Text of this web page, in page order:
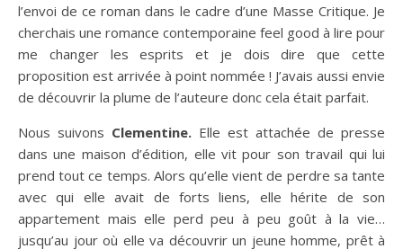
l’envoi de ce roman dans le cadre d’une Masse Critique. Je
cherchais une romance contemporaine feel good à lire pour
me changer les esprits et je dois dire que cette
proposition est arrivée à point nommée ! J’avais aussi envie
de découvrir la plume de l’auteure donc cela était parfait.
Nous suivons Clementine. Elle est attachée de presse
dans une maison d’édition, elle vit pour son travail qui lui
prend tout ce temps. Alors qu’elle vient de perdre sa tante
avec qui elle avait de forts liens, elle hérite de son
appartement mais elle perd peu à peu goût à la vie…
jusqu’au jour où elle va découvrir un jeune homme, prêt à